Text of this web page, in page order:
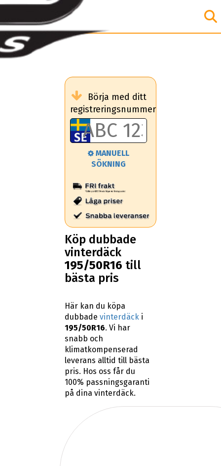
Börja med ditt
registreringsnummer
MANUELL
SÖKNING
Köp dubbade
vinterdäck
195/50R16 till
bästa pris
Här kan du köpa
dubbadevinterdäck i
195/50R16. Vi har
snabb och
klimatkompenserad
leverans alltid till bästa
pris. Hos oss får du
100% passningsgaranti
på dina vinterdäck.